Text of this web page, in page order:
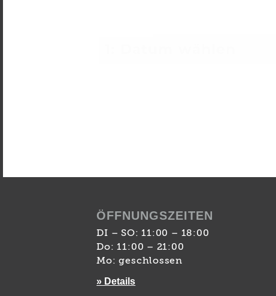
ÖFFNUNGSZEITEN
DI – SO: 11:00 – 18:00
Do: 11:00 – 21:00
Mo: geschlossen
» Details